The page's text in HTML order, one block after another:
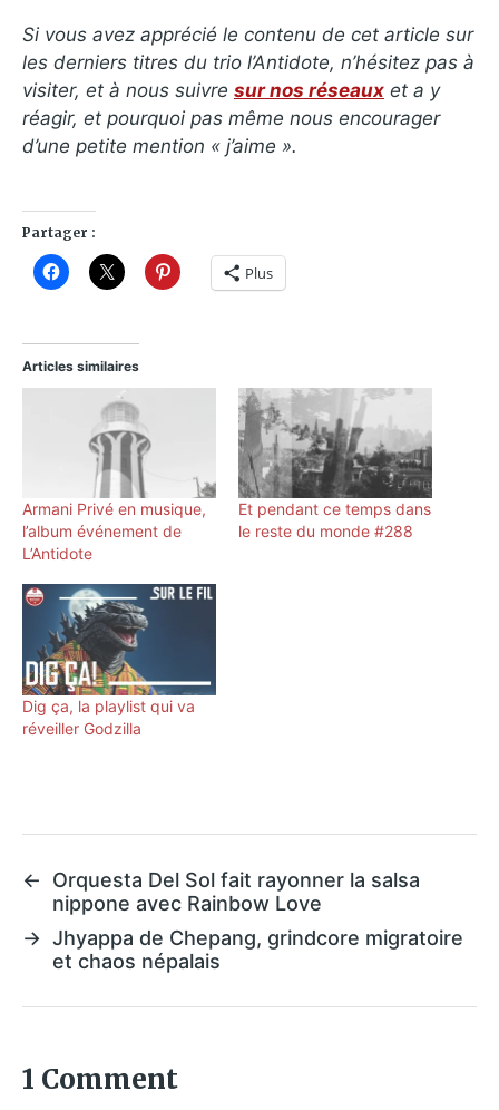
Si vous avez apprécié le contenu de cet article sur
les derniers titres du trio l’Antidote, n’hésitez pas à
visiter, et à nous suivre sur nos réseaux et a y
réagir, et pourquoi pas même nous encourager
d’une petite mention « j’aime ».
Partager :
Plus
Articles similaires
Armani Privé en musique,
l’album événement de
L’Antidote
Et pendant ce temps dans
le reste du monde #288
Dig ça, la playlist qui va
réveiller Godzilla
←
Orquesta Del Sol fait rayonner la salsa
nippone avec Rainbow Love
→ Jhyappa de Chepang, grindcore migratoire
et chaos népalais
1 Comment